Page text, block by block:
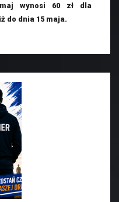
wynosi 60 zł dla
do dnia 15 maja.